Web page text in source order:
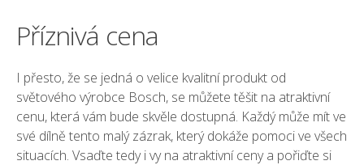
Příznivá cena
I přesto, že se jedná o velice kvalitní produkt od
světového výrobce Bosch, se můžete těšit na atraktivní
cenu, která vám bude skvěle dostupná. Každý může mít ve
své dílně tento malý zázrak, který dokáže pomoci ve všech
situacích. Vsaďte tedy i vy na atraktivní ceny a pořiďte si